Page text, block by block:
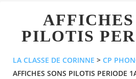
AFFICHES
PILOTIS
LA CLASSE DE CORINNE > CP
AFFICHES SONS PILOTIS PERIODE